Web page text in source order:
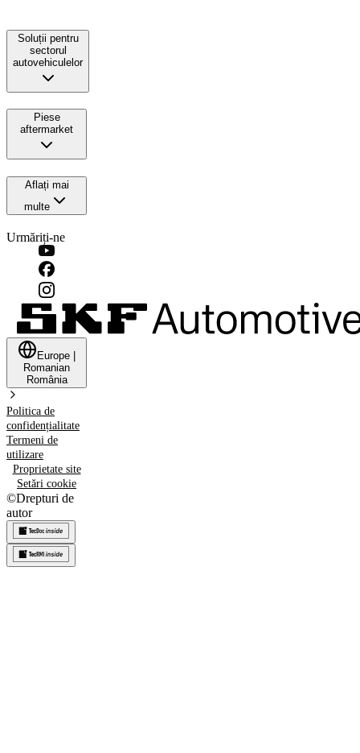
Soluții pentru
sectorul
autovehiculelor
Piese
aftermarket
Aflați mai
multe
Urmăriți-ne
Europe
Romanian
România
Politica de
confidențialitate
Termeni de
utilizare
Proprietate site
Setări cookie
©Drepturi de
autor